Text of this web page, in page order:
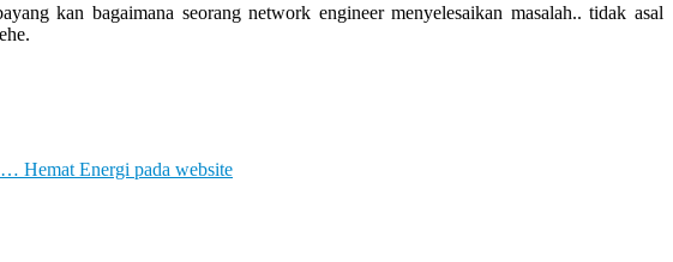
kan bagaimana seorang network engineer menyelesaikan masalah.. tidak asal
Hemat Energi pada website